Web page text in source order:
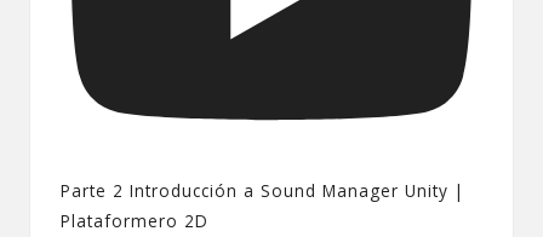
Parte 2 Introducción a Sound Manager Unity |
Plataformero 2D